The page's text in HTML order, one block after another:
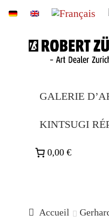
Aller
navigation
Aller
GALERIE
KINTSUGI
0,00 €
Accueil